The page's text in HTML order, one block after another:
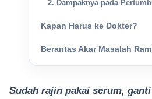
2. Dampaknya pada
Kapan Harus ke Dokter?
Berantas Akar Masalah
Sudah rajin pakai serum,